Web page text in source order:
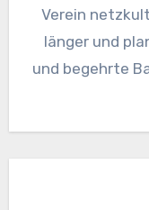
Verein
länger und
und begehrte